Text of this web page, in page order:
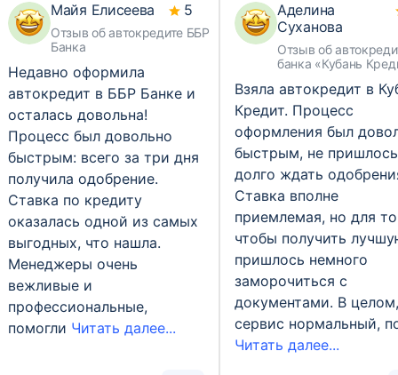
Майя Елисеева
Отзыв об автокредите ББР
Банка
5
Недавно оформила
автокредит в ББР Банке и
осталась довольна!
Процесс был довольно
быстрым: всего за три дня
получила одобрение.
Ставка по кредиту
оказалась одной из самых
выгодных, что нашла.
Менеджеры очень
вежливые и
профессиональные,
помогли Читать далее...
Аделина
Суханова
Отзыв об
банка «Кубань
Взяла автокредит в
Кредит. Процесс
оформления был
быстрым, не пришлось
долго ждать
Ставка вполне
приемлемая, но для
чтобы получить
пришлось немного
заморочиться с
документами. В целом,
сервис нормальный,
Читать далее...